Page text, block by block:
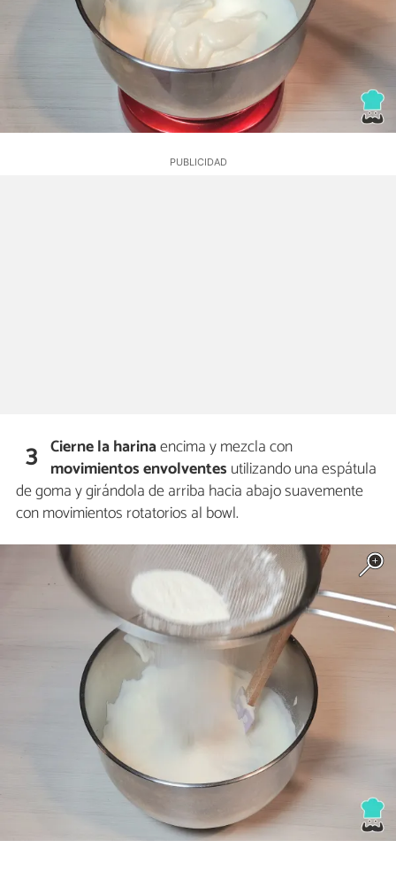
3 Cierne la harinaencima y mezcla con
movimientos envolventes utilizando una espátula
de goma y girándola de arriba hacia abajo suavemente
con movimientos rotatorios al bowl.